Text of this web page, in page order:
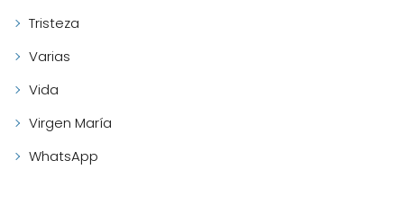
Tristeza
Varias
Vida
Virgen María
WhatsApp